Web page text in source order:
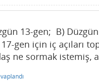
13-gen; B)
gen için iç açıları
ne sormak istemiş,